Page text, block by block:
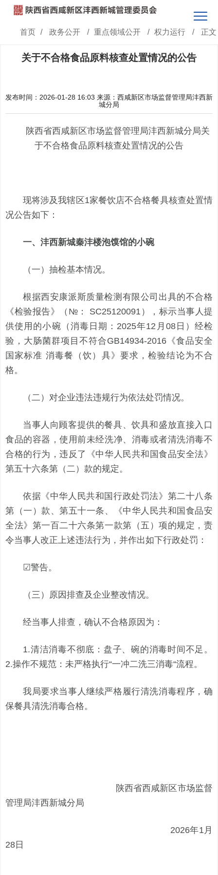
首页 / 政务公开 / 重点领域公开 / 权力运行 / 正文
关于不合格食品原料核查处置情况的公告
发布时间：2026-01-28 16:03 来源：西咸新区市场监督管理局沣西新
城分局
陕西省西咸新区市场监督管理局沣西新城分局关
于不合格食品原料核查处置情况的公告
现将涉及我辖区1家餐饮店不合格餐具核查处置情
况公告如下：
一、 沣西新城秦沣楼泡馍馆的小碗
（一）抽检基本情况。
根据西安康派斯质量检测有限公司出具的不合格
《检验报告》（№： SC25120091），标示当事人提
供使用的小碗（消毒日期：2025年12月08日）经检
验，大肠菌群项目不符合GB14934-2016《食品安全
国家标准 消毒餐（饮）具》要求，检验结论为不合
格。
（二）对企业违法违规行为依法处罚情况。
当事人向顾客提供的餐具、饮具和盛放直接入口
食品的容器，使用前未经洗净、消毒或者清洗消毒不
合格的行为，违反了《中华人民共和国食品安全法》
第五十六条第（二）款的规定。
依据《中华人民共和国行政处罚法》第二十八条
第（一）款、第五十一条、《中华人民共和国食品安
全法》第一百二十六条第一款第（五）项的规定，责
令当事人改正上述违法行为，并作出如下行政处罚：
☑警告。
（三）原因排查及企业整改情况。
经当事人排查，确认不合格原因为：
1.清洁消毒不彻底：盘子、碗的消毒时间不足。
2.操作不规范：未严格执行“一冲二洗三消毒“流程。
我局要求当事人继续严格履行清洗消毒程序，确
保餐具清洗消毒合格。
陕西省西咸新区市场监督
管理局沣西新城分局
2026年1月
28日